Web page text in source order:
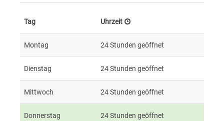
Tag Uhrzeit
Montag 24 Stunden geöffnet
Dienstag 24 Stunden geöffnet
Mittwoch 24 Stunden geöffnet
Donnerstag 24 Stunden geöffnet